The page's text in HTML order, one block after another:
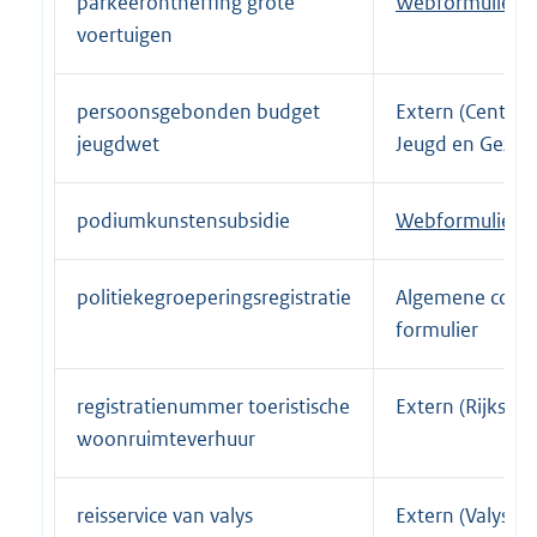
voertuigen
t
e
r
l
i
n
k
persoonsgebonden budget
jeugdwet
Extern
Jeugd en Gezin)
podiumkunstensubsidie
E
x
t
e
e
i
n
Webformulier
politiekegroeperingsregistratie
Algemene
formulier
registratienummer toeristische
woonruimteverhuur
Extern
reisservice van valys Extern (Valys)